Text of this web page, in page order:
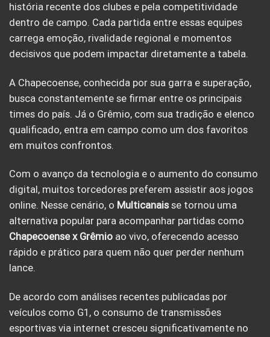
história recente dos clubes e pela competitividade
dentro de campo. Cada partida entre essas equipes
carrega emoção, rivalidade regional e momentos
decisivos que podem impactar diretamente a tabela.
A Chapecoense, conhecida por sua garra e superação,
busca constantemente se firmar entre os principais
times do país. Já o Grêmio, com sua tradição e elenco
qualificado, entra em campo como um dos favoritos
em muitos confrontos.
Com o avanço da tecnologia e o aumento do consumo
digital, muitos torcedores preferem assistir aos jogos
online. Nesse cenário, o Multicanaisse tornou uma
alternativa popular para acompanhar partidas como
Chapecoense x Grêmio ao vivo, oferecendo acesso
rápido e prático para quem não quer perder nenhum
lance.
De acordo com análises recentes publicadas por
veículos como G1, o consumo de transmissões
esportivas via internet cresceu significativamente no